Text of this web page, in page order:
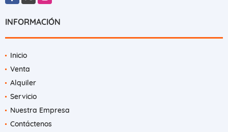
INFORMACIÓN
Inicio
Venta
Alquiler
Servicio
Nuestra Empresa
Contáctenos